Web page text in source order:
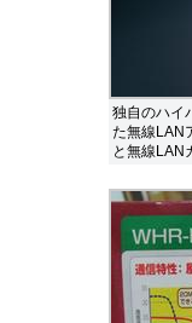
独自のハイ
た無線LAN
と無線LAN